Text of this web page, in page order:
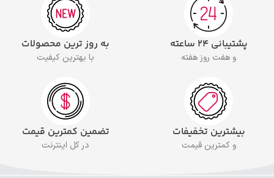
پشتیبانی ۲۴ ساعته
و هفت روز هفته
به روز ترین محصولات
با بهترین کیفیت
بیشترین تخفیفات
و کمترین قیمت
تضمین کمترین قیمت
در کل اینترنت